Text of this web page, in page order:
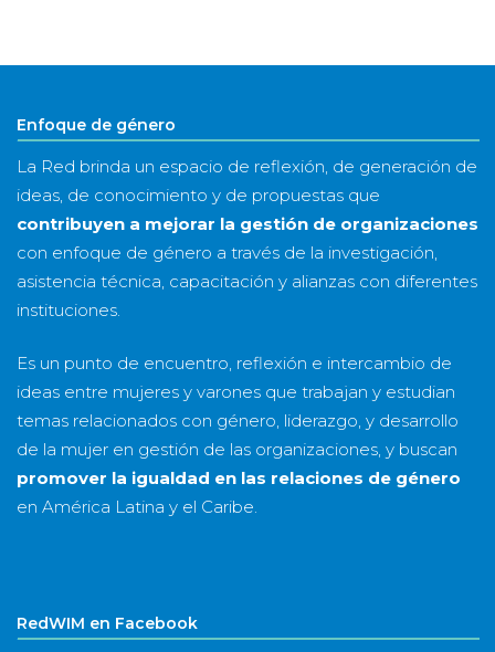
año
Enfoque de género
La Red brinda un espacio de reflexión, de generación de
ideas, de conocimiento y de propuestas que
contribuyen a mejorar la gestión de organizaciones
con enfoque de género a través de la investigación,
asistencia técnica, capacitación y alianzas con diferentes
instituciones.
Es un punto de encuentro, reflexión e intercambio de
ideas entre mujeres y varones que trabajan y estudian
temas relacionados con género, liderazgo, y desarrollo
de la mujer en gestión de las organizaciones, y buscan
promover la igualdad en las relaciones de género
en América Latina y el Caribe.
RedWIM en Facebook